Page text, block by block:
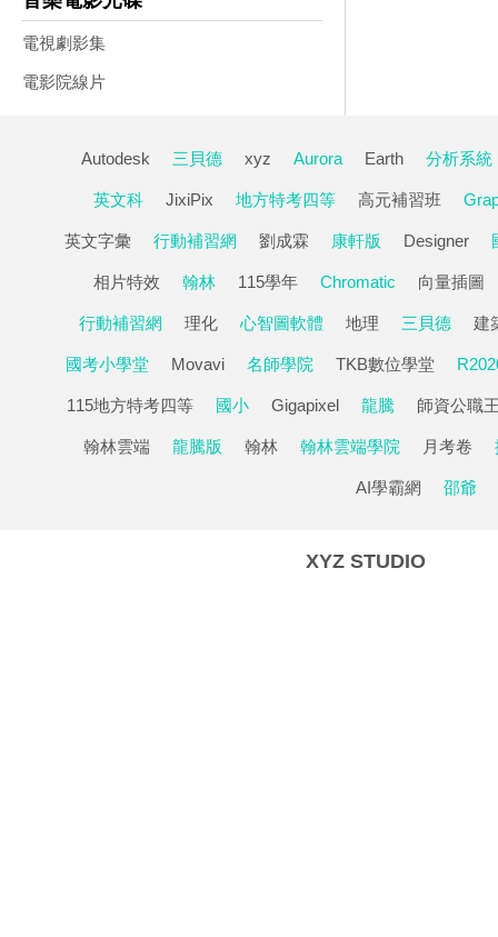
電視劇影集
電影院線片
Autodesk 三貝德 xyz Aurora Earth 分析系統
英文科 JixiPix 地方特考四等 高元補習班
英文字彙 行動補習網 劉成霖 康軒版 Designer
相片特效 翰林 115學年 Chromatic 向量插圖
行動補習網 理化 心智圖軟體 地理 三貝德 建
國考小學堂 Movavi 名師學院 TKB數位學堂
115地方特考四等 國小 Gigapixel 龍騰 師資公職
翰林雲端 龍騰版 翰林 翰林雲端學院 月考卷
AI學霸網 邵爺
XYZ STUDIO